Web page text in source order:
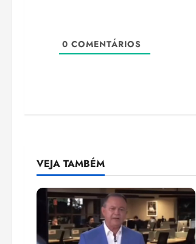
0 COMENTÁRIOS
VEJA TAMBÉM